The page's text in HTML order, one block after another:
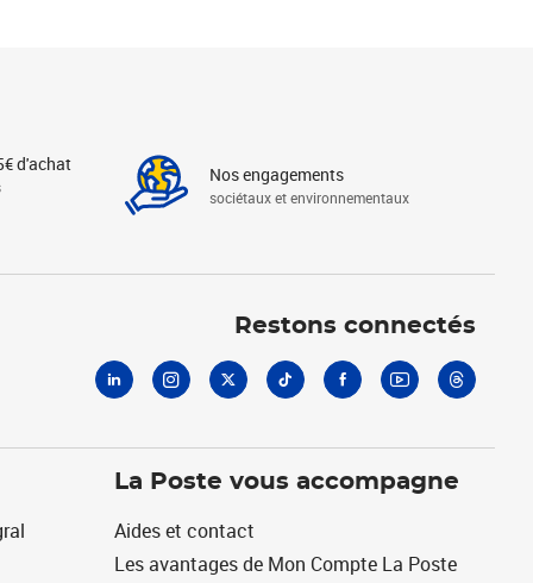
d'achat Nos engagements
sociétaux et environnementaux
Restons connectés
La Poste vous accompagne
Aides et contact
Les avantages de Mon Compte La Poste